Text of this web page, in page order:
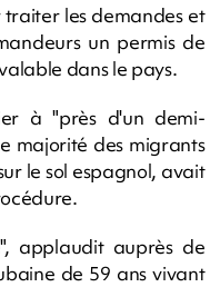
traiter les demandes et
un permis de
dans le pays.
à "près d'un demi-
majorité des migrants
le sol espagnol, avait
applaudit auprès de
de 59 ans vivant